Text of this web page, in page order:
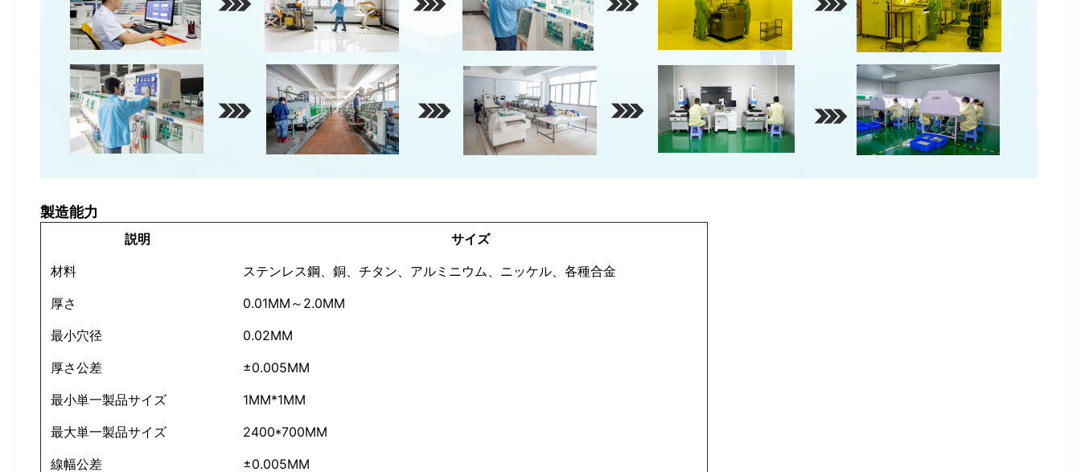
製造能力
説明
サイズ
材料
ステンレス鋼、銅、チタン、アルミニウム、ニッケル、各種合金
厚さ
0.01MM～2.0MM
最小穴径
0.02MM
厚さ公差
±0.005MM
最小単一製品サイズ
1MM*1MM
最大単一製品サイズ
2400*700MM
線幅公差
±0.005MM